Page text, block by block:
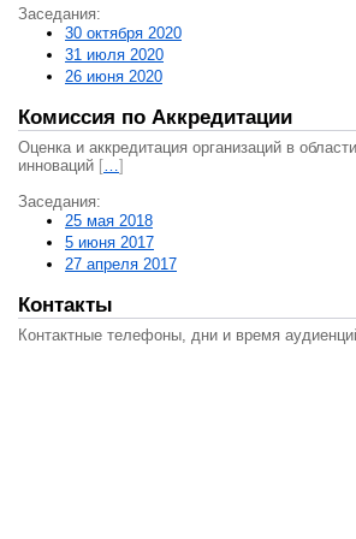
Заседания:
30 октября 2020
31 июля 2020
26 июня 2020
Комиссия по Аккредитации
Оценка и аккредитация организаций в
инноваций […]
Заседания:
25 мая 2018
5 июня 2017
27 апреля 2017
Контакты
Контактные телефоны, дни и время